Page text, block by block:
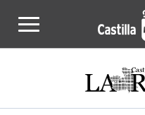
Actualidad de